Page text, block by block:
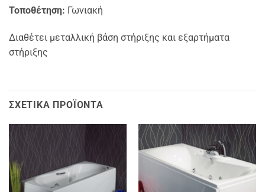
Τοποθέτηση: Γωνιακή
Διαθέτει μεταλλική βάση στήριξης και εξαρτήματα
στήριξης
ΣΧΕΤΙΚΆ ΠΡΟΪΌΝΤΑ